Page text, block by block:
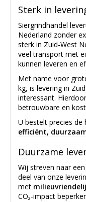
Sterk in
Siergrindhandel
Nederland zonder
sterk in Zuid-West
veel transport met
kunnen leveren en
Met name voor
kg, is levering in
interessant.
betrouwbare en
U bestelt precies de
efficiënt,
Duurzame
Wij streven naar
deel van onze
met
CO₂-impact